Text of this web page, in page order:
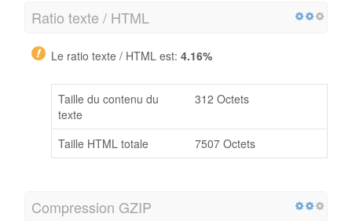
Ratio texte / HTML
Le ratio texte / HTML est: 4.16%
Taille du contenu du
texte
312 Octets
Taille HTML totale 7507 Octets
Compression GZIP